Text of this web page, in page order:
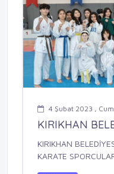
4 Şubat 2023 ,
KIRIKHAN
KIRIKHAN
KARATE